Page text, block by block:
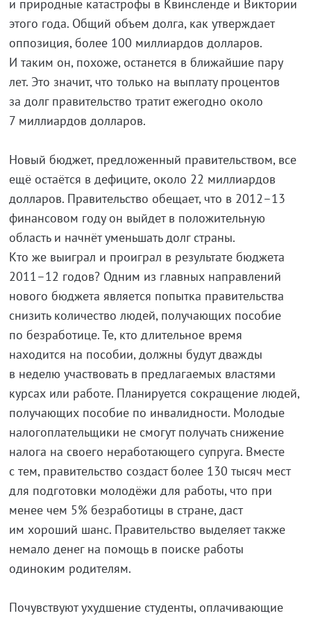
и природные катастрофы в Квинсленде и Виктории
этого года. Общий объем долга, как утверждает
оппозиция, более 100 миллиардов долларов.
И таким он, похоже, останется в ближайшие пару
лет. Это значит, что только на выплату процентов
за долг правительство тратит ежегодно около
7 миллиардов долларов.
Новый бюджет, предложенный правительством, все
ещё остаётся в дефиците, около 22 миллиардов
долларов. Правительство обещает, что в 2012–13
финансовом году он выйдет в положительную
область и начнёт уменьшать долг страны.
Кто же выиграл и проиграл в результате бюджета
2011–12 годов? Одним из главных направлений
нового бюджета является попытка правительства
снизить количество людей, получающих пособие
по безработице. Те, кто длительное время
находится на пособии, должны будут дважды
в неделю участвовать в предлагаемых властями
курсах или работе. Планируется сокращение людей,
получающих пособие по инвалидности. Молодые
налогоплательщики не смогут получать снижение
налога на своего неработающего супруга. Вместе
с тем, правительство создаст более 130 тысяч мест
для подготовки молодёжи для работы, что при
менее чем 5% безработицы в стране, даст
им хороший шанс. Правительство выделяет также
немало денег на помощь в поиске работы
одиноким родителям.
Почувствуют ухудшение студенты, оплачивающие